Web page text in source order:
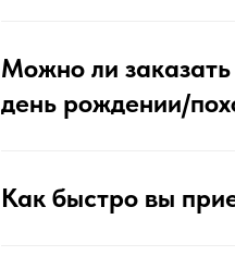
Можно ли
день рождении/
Как быстро вы